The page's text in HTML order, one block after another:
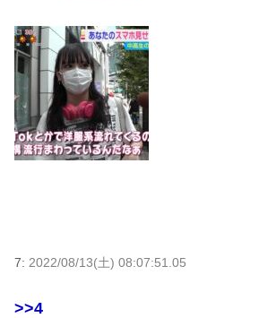
7: 2022/08/13(土) 08:07:51.05
>>4